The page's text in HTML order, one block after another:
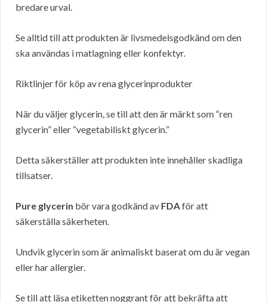
bredare urval.
Se alltid till att produkten är livsmedelsgodkänd om den
ska användas i matlagning eller konfektyr.
Riktlinjer för köp av rena glycerinprodukter
När du väljer glycerin, se till att den är märkt som “ren
glycerin” eller “vegetabiliskt glycerin.”
Detta säkerställer att produkten inte innehåller skadliga
tillsatser.
Pure glycerin bör vara godkänd av FDAför att
säkerställa säkerheten.
Undvik glycerin som är animaliskt baserat om du är vegan
eller har allergier.
Se till att läsa etiketten noggrant för att bekräfta att